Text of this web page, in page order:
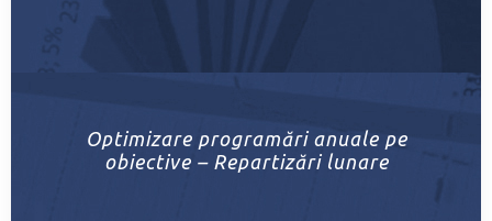
Optimizare programări anuale pe
obiective – Repartizări lunare